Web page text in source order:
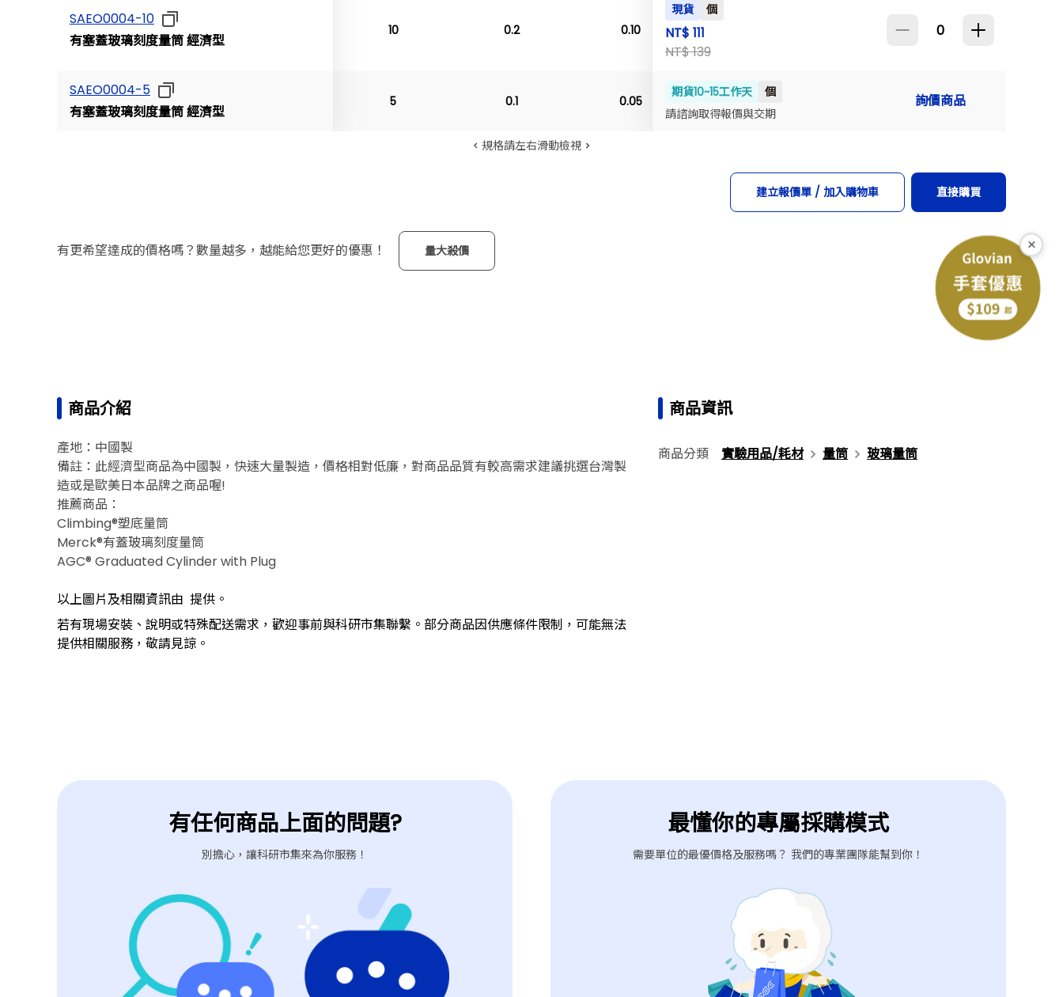
SAEO0004-10
有塞蓋玻璃刻度量筒 經濟型
SAEO0004-5
有塞蓋玻璃刻度量筒 經濟型
10
5
0.2
0.1
0.10
0.05 115
現貨 個
NT$ 111
NT$ 139
期貨10~15工作天
個
請諮詢取得報價與交期
詢價商品
規格請左右滑動檢視
建立報價單 / 加入購物車 直接購買
有更希望達成的價格嗎？數量越多，越能給您更好的優惠！ 量大殺價
商品介紹
產地：中國製
備註：此經濟型商品為中國製，快速大量製造，價格相對低廉，對商品品質有較高需求建議挑選台灣製
造或是歐美日本品牌之商品喔!
推薦商品：
Climbing®塑底量筒
Merck®有蓋玻璃刻度量筒
AGC® Graduated Cylinder with Plug
以上圖片及相關資訊由 提供。
若有現場安裝、說明或特殊配送需求，歡迎事前與科研市集聯繫。部分商品因供應條件限制，可能無法
提供相關服務，敬請見諒。
商品資訊
商品分類 實驗用品/耗材 量筒 玻璃量筒
有任何商品上面的問題?
別擔心，讓科研市集來為你服務！
最懂你的專屬採購模式
需要單位的最優價格及服務嗎？ 我們的專業團隊能幫到你！
×